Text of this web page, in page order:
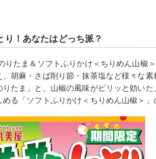
！あなたはどっち派？
りたま＆ソフトふりかけ＜ちりめん山椒
胡麻・さば削り節・抹茶塩など様々な素
たま」と、山椒の風味がピリッと効いた
る「ソフトふりかけ＜ちりめん山椒＞」